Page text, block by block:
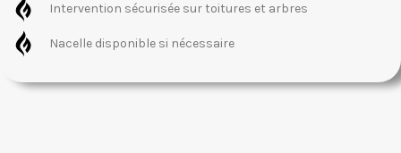
Intervention sécurisée sur toitures et arbres
Nacelle disponible si nécessaire